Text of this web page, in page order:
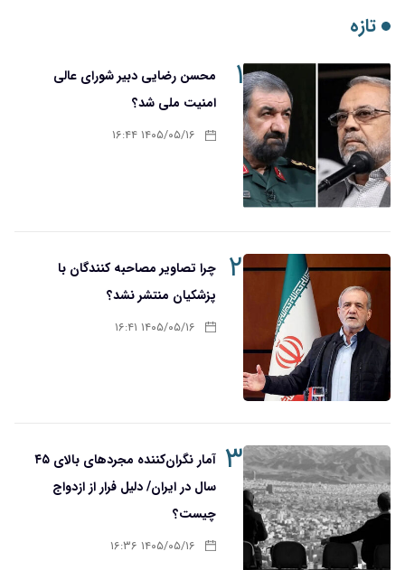
تازه
۱
محسن رضایی دبیر شورای عالی
امنیت ملی شد؟
۱۴۰۵/۰۵/۱۶ ۱۶:۴۴
۲
چرا تصاویر مصاحبه کنندگان با
پزشکیان منتشر نشد؟
۱۴۰۵/۰۵/۱۶ ۱۶:۴۱
۳
آمار نگران‌کننده مجردهای بالای ۴۵
سال در ایران/ دلیل فرار از ازدواج
چیست؟
۱۴۰۵/۰۵/۱۶ ۱۶:۳۶